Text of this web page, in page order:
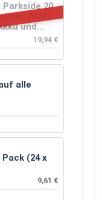
20
PAMT
und
19,94 €
alle
Pack (24 x
9,61 €